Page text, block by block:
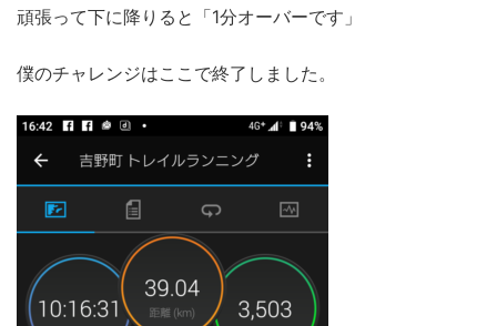
頑張って下に降りると「1分オーバーです」
僕のチャレンジはここで終了しました。